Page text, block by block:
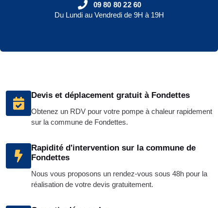
Devis et déplacement gratuit à Fondettes
Obtenez un RDV pour votre pompe à chaleur rapidement
sur la commune de Fondettes.
Rapidité d'intervention sur la commune de
Fondettes
Nous vous proposons un rendez-vous sous 48h pour la
réalisation de votre devis gratuitement.
09 80 80 22 60
Du Lundi au Vendredi de 9H à 19H